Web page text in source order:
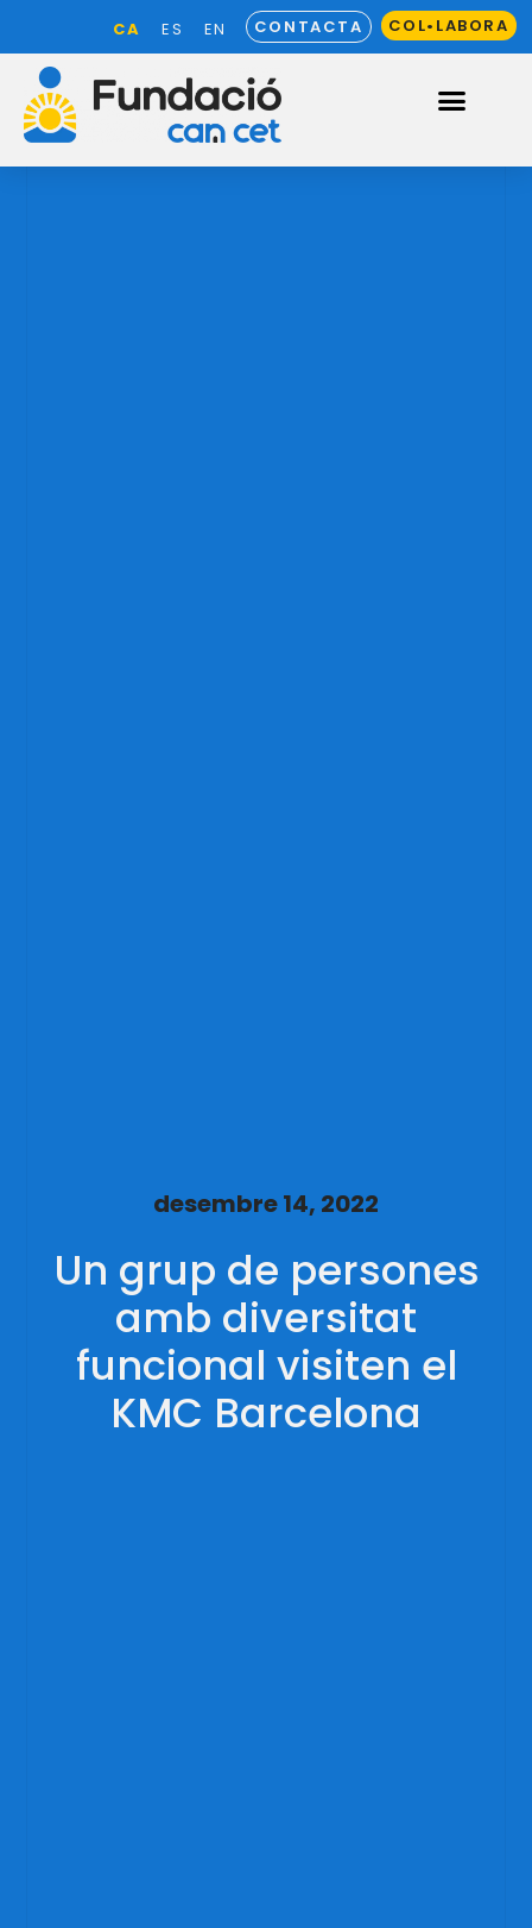
CA ES EN CONTACTA COL•LABORA
desembre 14, 2022
Un grup de persones
amb diversitat
funcional visiten el
KMC Barcelona